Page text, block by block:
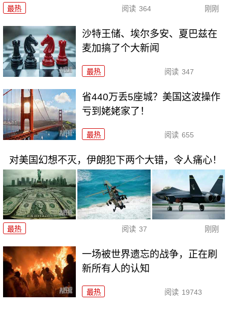
最热 阅读 364 刚刚
沙特王储、埃尔多安、夏巴兹在
麦加搞了个大新闻
最热 阅读 347
省440万丢5座城？美国这波操作
亏到姥姥家了！
最热 阅读 655
对美国幻想不灭，伊朗犯下两个大错，令人痛心！
最热 阅读 37 刚刚
一场被世界遗忘的战争，正在刷
新所有人的认知
最热 阅读 19743